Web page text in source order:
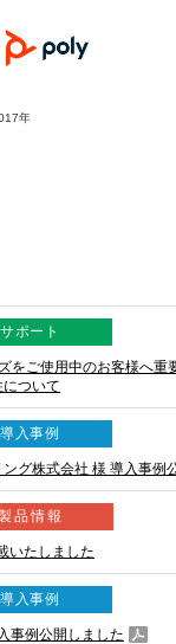
年
サポート
をご使用中のお客様へ
ついて
導入事例
グ株式会社 様 導入事例
品情報
いたしました
導入事例
事例公開しました